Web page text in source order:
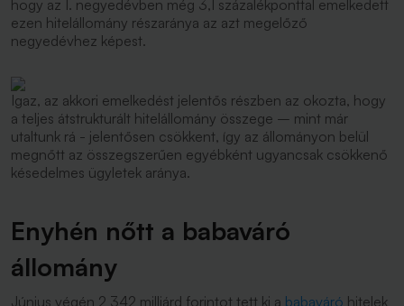
hogy az I. negyedévben még 3,1 százalékponttal emelkedett
ezen hitelállomány részaránya az azt megelőző
negyedévhez képest.
Igaz, az akkori emelkedést jelentős részben az okozta, hogy
a teljes átstrukturált hitelállomány összege – mint már
utaltunk rá - jelentősen csökkent, így az állományon belül
megnőtt az összegszerűen egyébként ugyancsak csökkenő
késedelmes ügyletek aránya.
Enyhén nőtt a babaváró
állomány
Június végén 2 342 milliárd forintot tett ki a babaváró hitelek